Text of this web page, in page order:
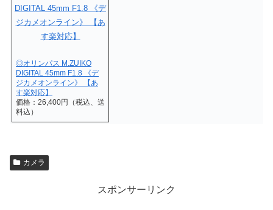
◎オリンパス M.ZUIKO
DIGITAL 45mm F1.8 《デ
ジカメオンライン》 【あ
す楽対応】
価格：26,400円（税込、送
料込）
カメラ
スポンサーリンク